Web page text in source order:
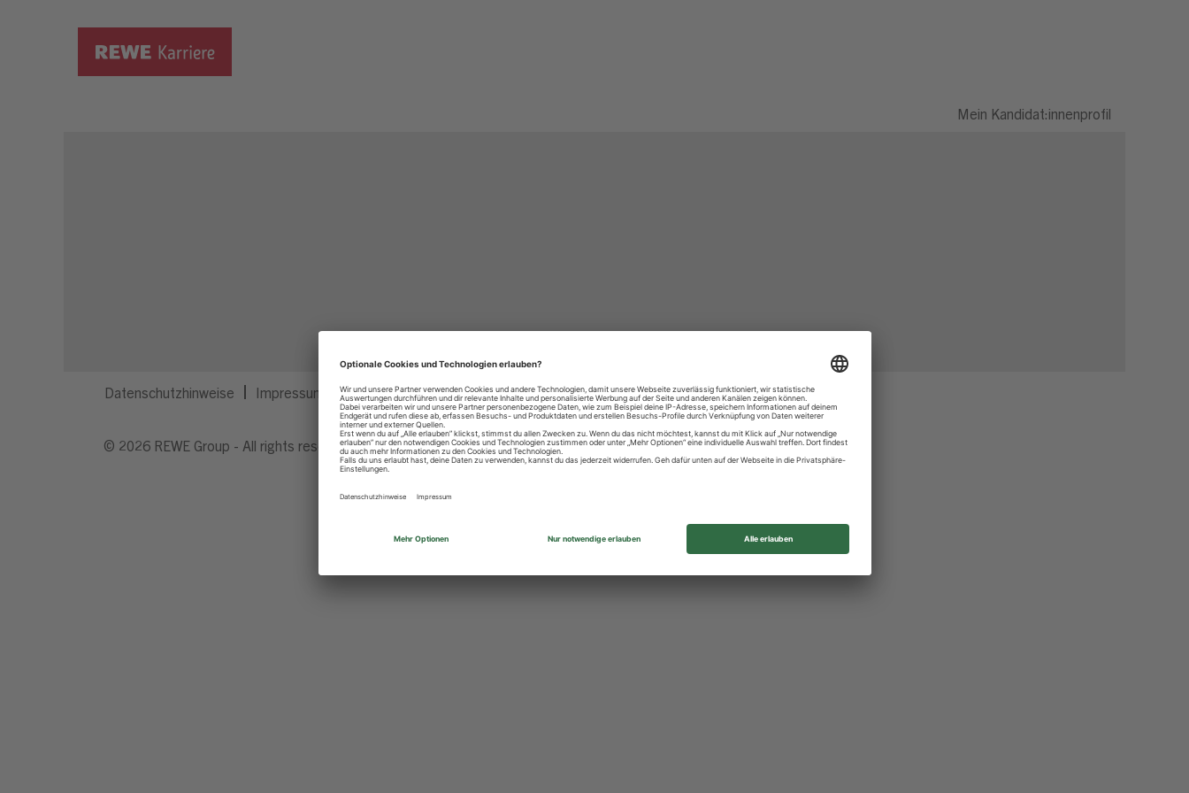
Mein Kandidat:innenprofil
Datenschutzhinweise Impressum Privatsphäre-Einstellungen
© 2026 REWE Group - All rights reserved